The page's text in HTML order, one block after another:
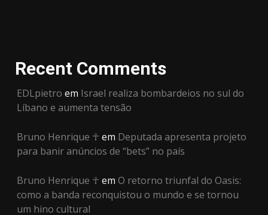
Recent Comments
EDLpietro em Israel realiza bombardeios no sul do
Líbano e aumenta tensão
Bruno Henrique ☥ em Deputada apresenta projeto
para banir anúncios de “bets” no país
Bruno Henrique ☥ em O retorno triunfal do Oasis:
como a banda reconquistou o mundo e se tornou
um hino cultural